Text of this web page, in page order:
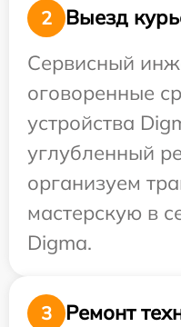
2
Выезд
Сервисный
оговоренные
устройства
углубленный
организуем
мастерскую в
Digma.
3
Ремонт